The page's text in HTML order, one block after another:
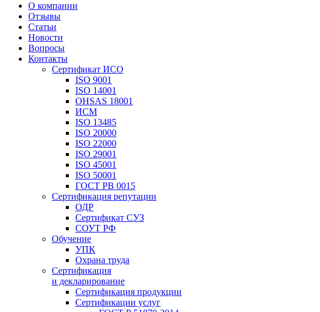
О компании
Отзывы
Статьи
Новости
Вопросы
Контакты
Сертификат ИСО
ISO 9001
ISO 14001
OHSAS 18001
ИСМ
ISO 13485
ISO 20000
ISO 22000
ISO 29001
ISO 45001
ISO 50001
ГОСТ РВ 0015
Сертификация репутации
ОДР
Сертификат СУЗ
СОУТ РФ
Обучение
УПК
Охрана труда
Сертификация
и декларирование
Сертификация продукции
Сертификации услуг